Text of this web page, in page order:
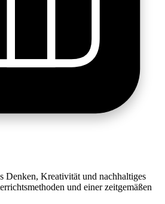
Denken, Kreativität und nachhaltiges
und einer zeitgemäßen